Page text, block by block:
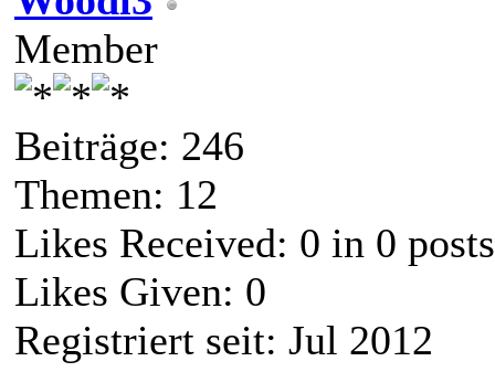
Member
Beiträge: 246
Themen: 12
Likes Received: 0 in 0 posts
Likes Given: 0
Registriert seit: Jul 2012